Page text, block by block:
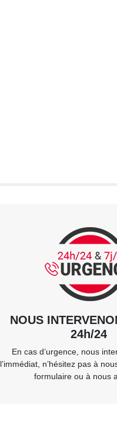
NOUS
24h/24
En cas d’urgence, nous
l’immédiat, n’hésitez pas à
formulaire ou à nous